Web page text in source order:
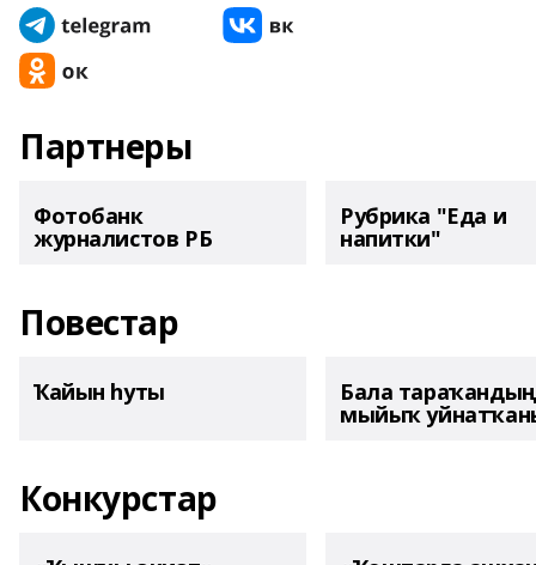
Партнеры
Фотобанк
журналистов РБ
Рубрика "Еда и
напитки"
Повестар
Ҡайын һуты Бала тараҡандың
мыйыҡ
Конкурстар